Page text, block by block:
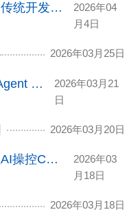
AICoding：一文弄懂Skill和传统开发（以爬虫为例）
2026年04
月4日
2026年03月25日
Chrome 系列13 Tabbit 的 Agent 模式
2026年03月21
日
2026年03月20日
Trae浏览器自动化实战：让AI操控Chrome完成复杂任务
2026年03
月18日
2026年03月18日